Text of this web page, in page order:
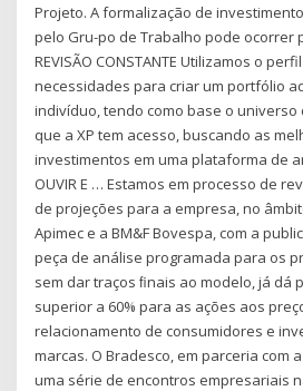
Projeto. A formalização de
pelo Gru-po de Trabalho pode ocorrer
REVISÃO CONSTANTE Utilizamos o
necessidades para criar um portfólio
indivíduo, tendo como base o universo
que a XP tem acesso, buscando as
investimentos em uma plataforma de
OUVIR E … Estamos em processo de
de projeções para a empresa, no
Apimec e a BM&F Bovespa, com a
peça de análise programada para os
sem dar traços ﬁnais ao modelo, já dá
superior a 60% para as ações aos
relacionamento de consumidores e
marcas. O Bradesco, em parceria com
uma série de encontros empresariais